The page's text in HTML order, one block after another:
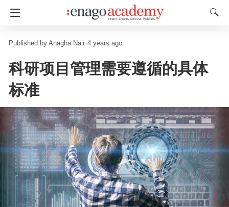
Anagha Nair 4 years ago
科研项目管理需要遵循的具体
标准